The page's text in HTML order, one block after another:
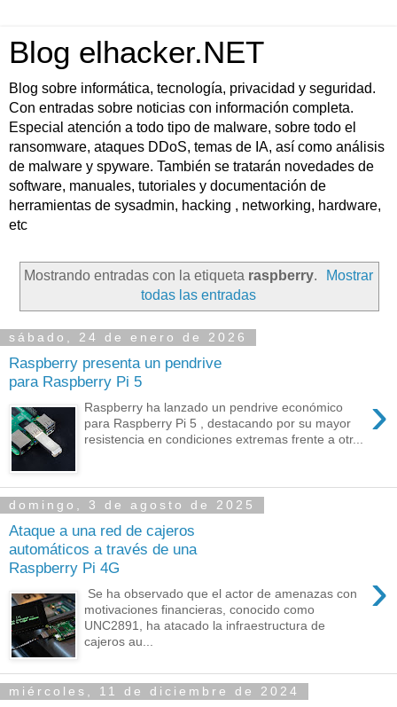
Blog elhacker.NET
Blog sobre informática, tecnología, privacidad y seguridad.
Con entradas sobre noticias con información completa.
Especial atención a todo tipo de malware, sobre todo el
ransomware, ataques DDoS, temas de IA, así como análisis
de malware y spyware. También se tratarán novedades de
software, manuales, tutoriales y documentación de
herramientas de sysadmin, hacking , networking, hardware,
etc
Mostrando entradas con la etiqueta raspberry.
Mostrar
todas las entradas
sábado, 24 de enero de 2026
Raspberry presenta un pendrive
para Raspberry Pi 5
›
Raspberry ha lanzado un pendrive económico
para Raspberry Pi 5 , destacando por su mayor
resistencia en condiciones extremas frente a otr...
domingo, 3 de agosto de 2025
Ataque a una red de cajeros
automáticos a través de una
Raspberry Pi 4G
›
Se ha observado que el actor de amenazas con
motivaciones financieras, conocido como
UNC2891, ha atacado la infraestructura de
cajeros au...
miércoles, 11 de diciembre de 2024